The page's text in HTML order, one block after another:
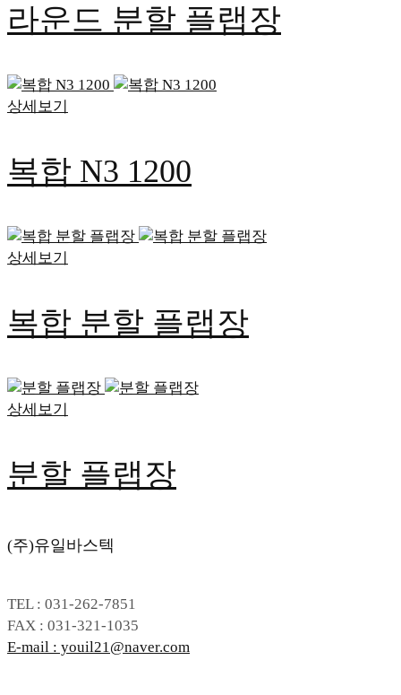
라운드 분할 플랩장
상세보기
복합 N3 1200
상세보기
복합 분할 플랩장
상세보기
분할 플랩장
(주)유일바스텍
TEL : 031-262-7851
FAX : 031-321-1035
E-mail : youil21@naver.com